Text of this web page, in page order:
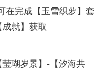
完成【玉雪织萝】套
就】获取
瑚岁景】-【汐海共